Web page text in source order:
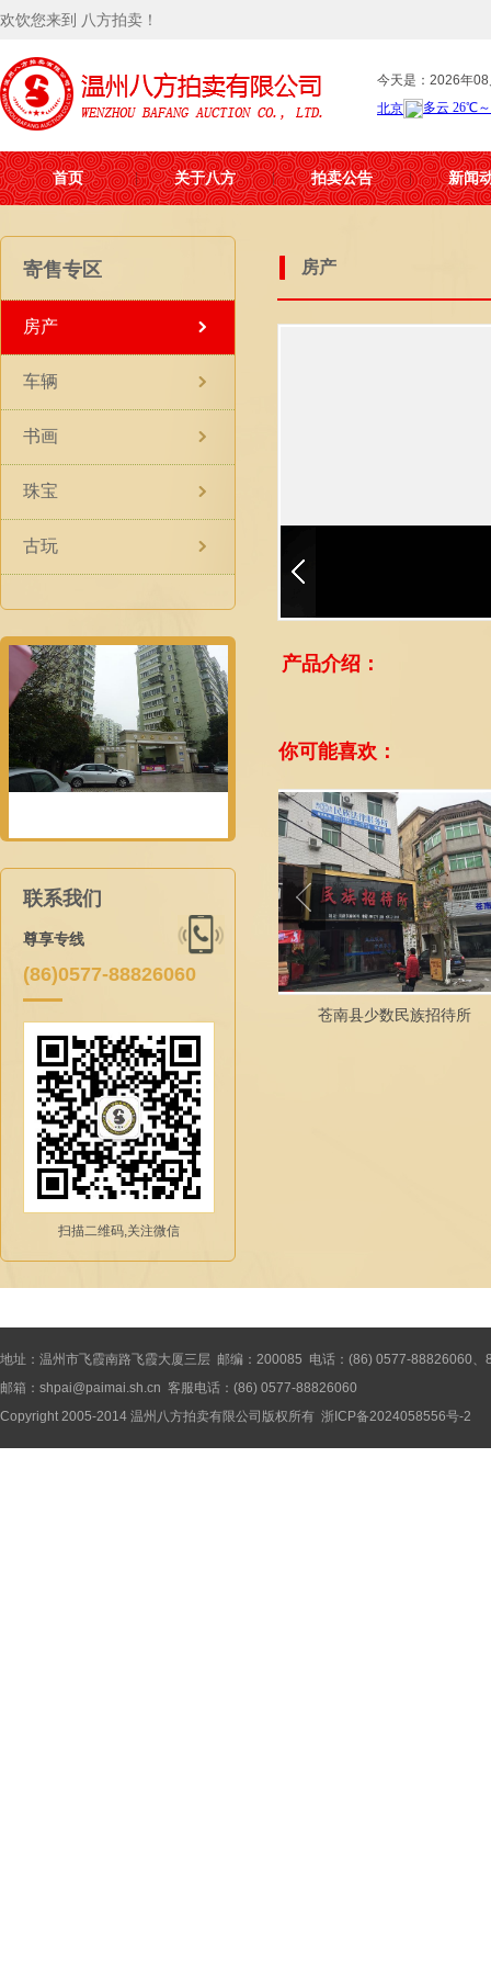
欢饮您来到 八方拍卖！
今天是：2026年
首页 关于八方 拍卖公告 新闻
寄售专区
房产
车辆
书画
珠宝
古玩
联系我们
尊享专线
(86)0577-88826060
扫描二维码,关注微信
房产
产品介绍：
你可能喜欢：
侨盛花
地址：温州市飞霞南路飞霞大厦三层 邮编：200085 电话：(86) 0577-88826060
邮箱：shpai@paimai.sh.cn 客服电话：(86) 0577-88826060
Copyright 2005-2014 温州八方拍卖有限公司 版权所有 浙ICP备2024058556号-2